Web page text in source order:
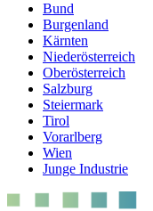
Bund
Burgenland
Kärnten
Niederösterreich
Oberösterreich
Salzburg
Steiermark
Tirol
Vorarlberg
Wien
Junge Industrie